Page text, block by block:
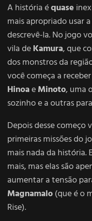
A história équase
mais apropriado usar
descrevê-la. No jogo
vila deKamura, que
dos monstros da
você começa a
HinoaeMinoto, uma
sozinho e a outras
Depois desse começo
primeiras missões do
mais nada da história.
mais, mas elas são
aumentar a tensão
Magnamalo(que é o
Rise).